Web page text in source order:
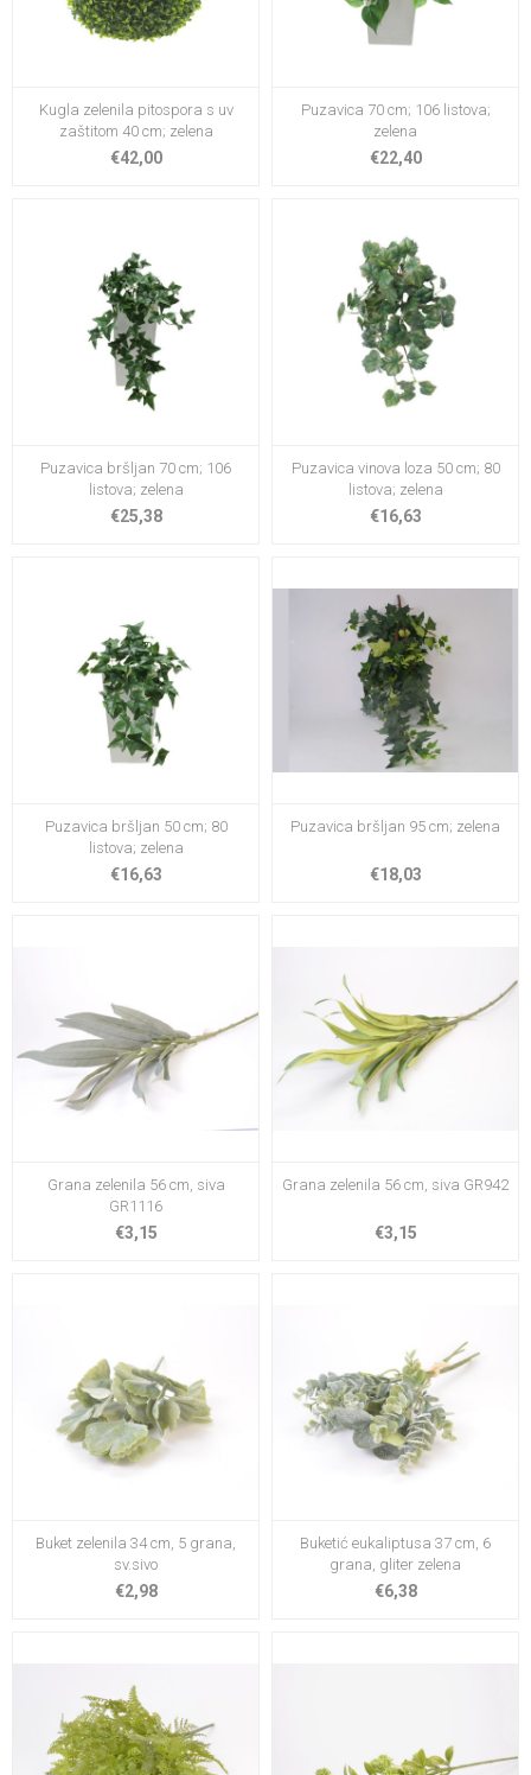
Kugla zelenila pitospora s uv
zaštitom 40 cm; zelena
€42,00
Puzavica 70 cm; 106 listova;
zelena
€22,40
Puzavica bršljan 70 cm; 106
listova; zelena
€25,38
Puzavica vinova loza 50 cm; 80
listova; zelena
€16,63
Puzavica bršljan 50 cm; 80
listova; zelena
€16,63
Puzavica bršljan 95 cm; zelena
€18,03
Grana zelenila 56 cm, siva
GR1116
€3,15
Grana zelenila 56 cm, siva GR942
€3,15
Buket zelenila 34 cm, 5 grana,
sv.sivo
€2,98
Buketić eukaliptusa 37 cm, 6
grana, gliter zelena
€6,38